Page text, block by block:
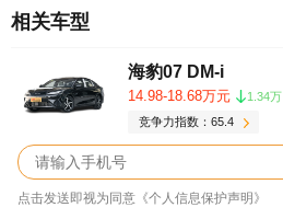
相关车型
海豹07 DM-i
14.98-18.68万元
1.34万
竞争力指数：65.4
点击发送即视为同意《个人信息保护声明》